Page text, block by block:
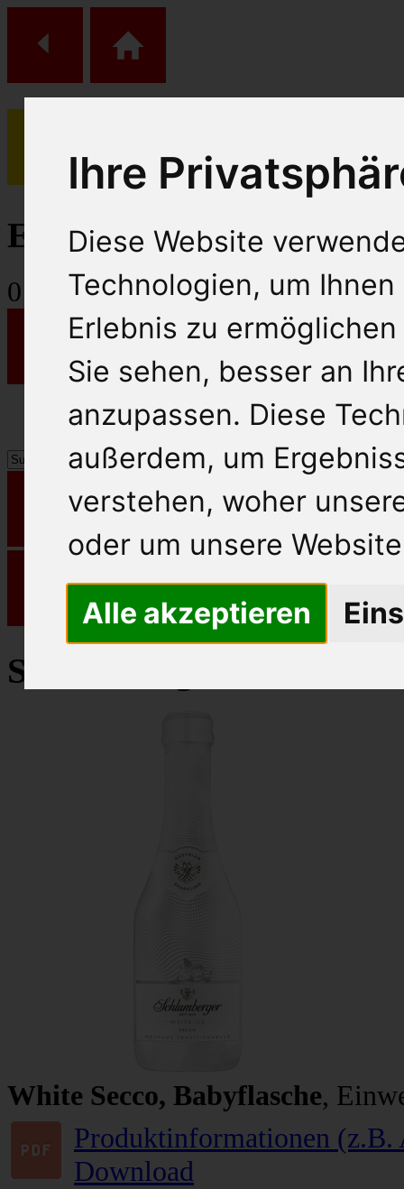
Ihre
Diese Website
Technologien, um
Erlebnis zu
Sie sehen, besser an
anzupassen. Diese
außerdem, um
verstehen, woher
oder um unsere
Alle akzeptieren
(0)
Einkaufs Wagen
0 Artikel
Schlumberger Sekt
White Secco, Babyflasche,
Produktinformationen
Download